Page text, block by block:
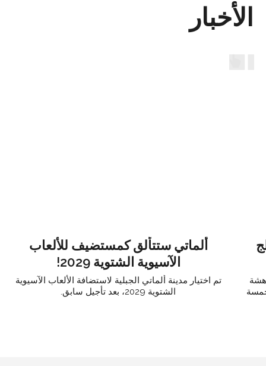
ألماتي ستتألق كمستضيف للألعاب
الآسيوية الشتوية 2029!
تم اختيار مدينة ألماتي الجبلية لاستضافة الألعاب الآسيوية
الشتوية 2029، بعد تأجيل سابق.